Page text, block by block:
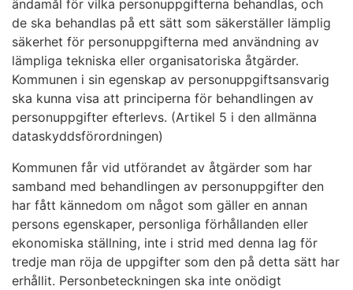
ändamål för vilka personuppgifterna behandlas, och
de ska behandlas på ett sätt som säkerställer lämplig
säkerhet för personuppgifterna med användning av
lämpliga tekniska eller organisatoriska åtgärder.
Kommunen i sin egenskap av personuppgiftsansvarig
ska kunna visa att principerna för behandlingen av
personuppgifter efterlevs. (Artikel 5 i den allmänna
dataskyddsförordningen)
Kommunen får vid utförandet av åtgärder som har
samband med behandlingen av personuppgifter den
har fått kännedom om något som gäller en annan
persons egenskaper, personliga förhållanden eller
ekonomiska ställning, inte i strid med denna lag för
tredje man röja de uppgifter som den på detta sätt har
erhållit. Personbeteckningen ska inte onödigt